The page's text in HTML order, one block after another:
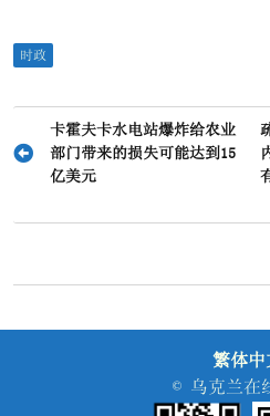
时政
章
航
卡霍夫卡水电站爆炸给农业
部门带来的损失可能达到15
亿美元
繁体中
© 乌克兰在